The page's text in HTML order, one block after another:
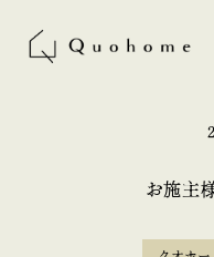
お施主